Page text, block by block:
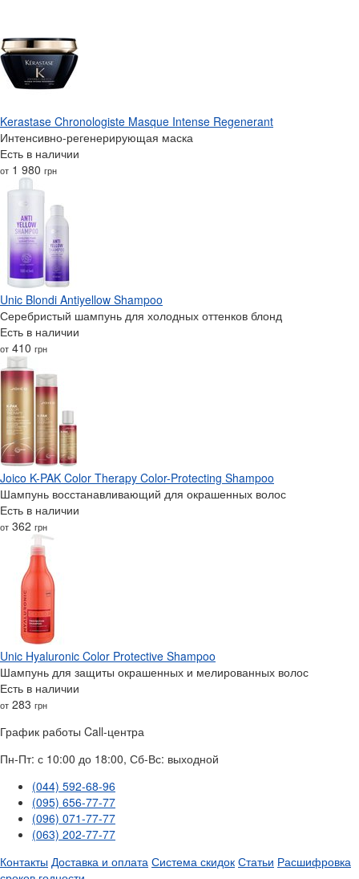
Kerastase Chronologiste Masque Intense Regenerant
Интенсивно-регенерирующая маска
Есть в наличии
от 1 980 грн
Unic Blondi Antiyellow Shampoo
Серебристый шампунь для холодных оттенков блонд
Есть в наличии
от 410 грн
Joico K-PAK Color Therapy Color-Protecting Shampoo
Шампунь восстанавливающий для окрашенных волос
Есть в наличии
от 362 грн
Unic Hyaluronic Color Protective Shampoo
Шампунь для защиты окрашенных и мелированных волос
Есть в наличии
от 283 грн
График работы Call-центра
Пн-Пт: с 10:00 до 18:00, Сб-Вс: выходной
(044) 592-68-96
(095) 656-77-77
(096) 071-77-77
(063) 202-77-77
Контакты Доставка и оплата Система скидок Статьи Расшифровка